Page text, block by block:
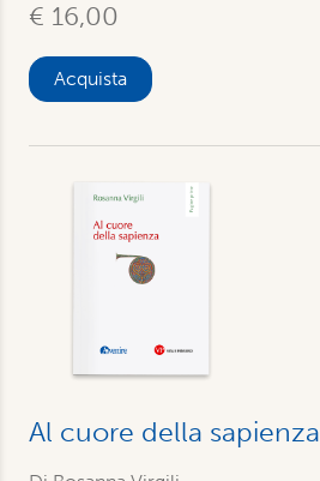
€ 16,00
Acquista
Al cuore della sapienza